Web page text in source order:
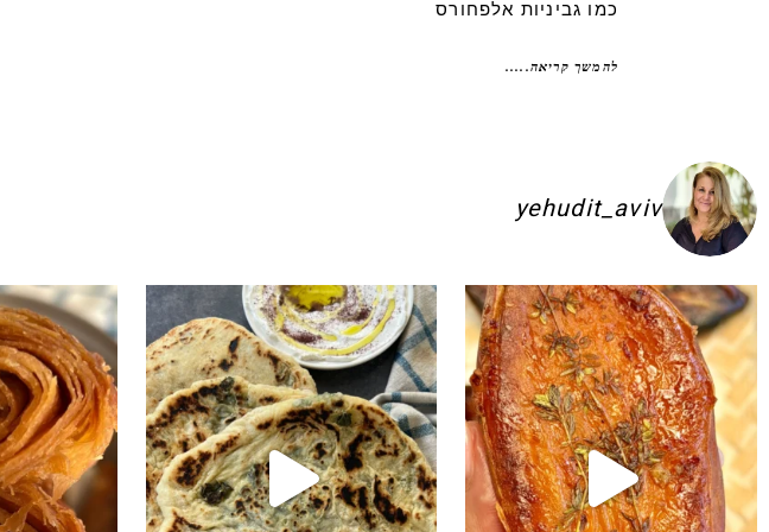
כמו גביניות אלפחורס
להמשך קריאה.....
yehudit_aviv
להשקיע בפיתות היסטריות
ג׳חנון תימני אמיתי!! ולא רק בעיני הוא הכי טעים שיש
לכל חובבי הקוקוס קומו להכין -
גם אם